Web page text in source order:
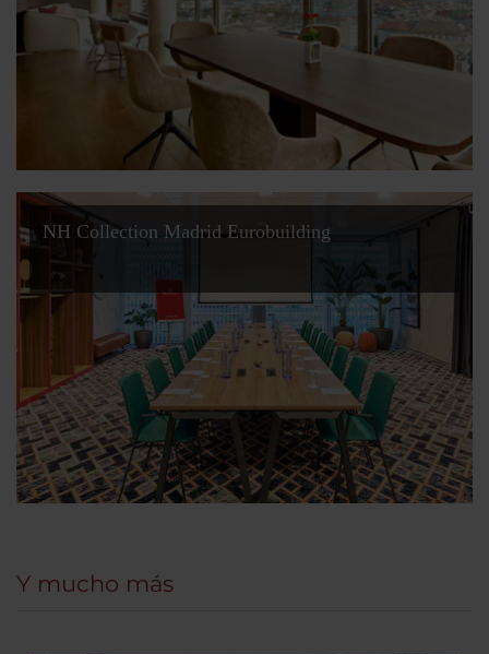
NH Collection Madrid Eurobuilding
Y mucho más